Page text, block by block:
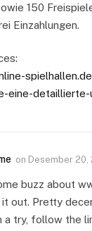
150
Einzahlungen.
eine-detaillierte-
on Desember
buzz about
out. Pretty
a try, follow the